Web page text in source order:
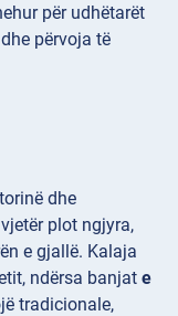
për udhëtarët
përvoja të
dhe
plot ngjyra,
e gjallë. Kalaja
ndërsa banjat e
tradicionale,